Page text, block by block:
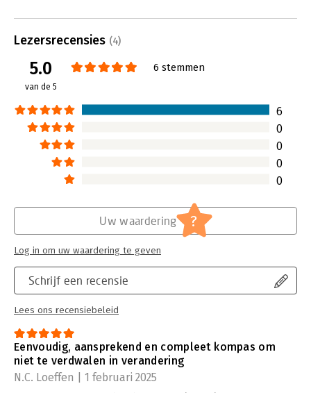
Kappers in zijn eerste recensie voor
Managementboek.nl. Hij las het
nieuwe boek van Kilian Bennebroek
Gravenhorst, en is heel positief.
Lees verder
Lezersrecensies (4)
5.0
van de 5
6 stemmen
6
0
0
0
0
Schrijf een recensie
Lees ons recensiebeleid
Uw waardering ?
Log in om uw waardering te geven
Eenvoudig, aansprekend en compleet kompas om
niet te verdwalen in verandering
N.C. Loeffen | 1 februari 2025